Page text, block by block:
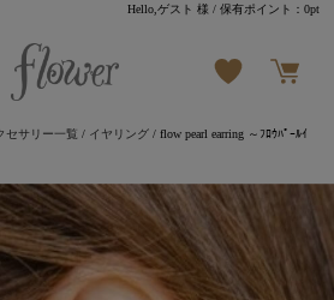
Hello,ゲスト 様 / 保有ポイント：0pt
セサリー一覧 / イヤリング/ flow pearl earring ～ﾌﾛｳﾊﾟｰﾙｲ